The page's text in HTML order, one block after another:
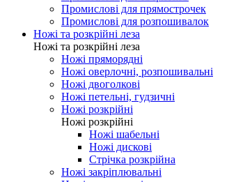
Двигуни тканини
Промислові для зиг-зага
Промислові для оверлоков
Промислові для прямострочек
Промислові для розпошивалок
Ножі та розкрійні леза
Ножі та розкрійні леза
Ножі пряморядні
Ножі оверлочні, розпошивальні
Ножі двоголкові
Ножі петельні, гудзичні
Ножі розкрійні
Ножі розкрійні
Ножі шабельні